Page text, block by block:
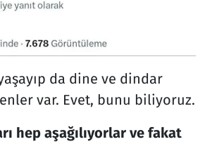
da dine ve dindar
var. Evet, bunu biliyoruz.
hep aşağılıyorlar ve fakat